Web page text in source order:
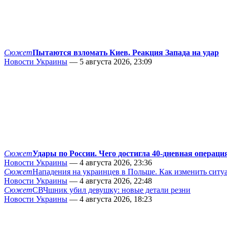
СюжетПытаются взломать Киев. Реакция Запада на удар
Новости Украины — 5 августа 2026, 23:09
СюжетУдары по России. Чего достигла 40-дневная
Новости Украины — 4 августа 2026, 23:36
СюжетНападения на украинцев в Польше. Как изменить
Новости Украины — 4 августа 2026, 22:48
СюжетСВЧшник убил девушку: новые детали резни
Новости Украины — 4 августа 2026, 18:23